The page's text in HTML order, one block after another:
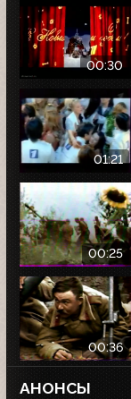
00:30
01:21
00:25
00:36
АНОНСЫ